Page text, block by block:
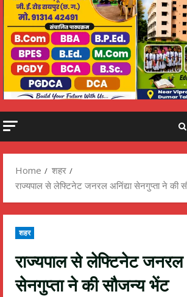
Home
शहर
राज्यपाल से लेफ्टिनेट जनरल अनिंद्या सेनगुप्ता ने की
शहर
राज्यपाल से लेफ्टिनेट जनरल
सेनगुप्ता ने की सौजन्य भेंट